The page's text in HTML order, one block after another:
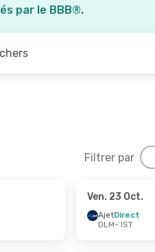
par le BBB®.
Filtrer par
- Lun. 7 Sept.
Ven. 23 Oct.
AjetDirect
DLM- IST